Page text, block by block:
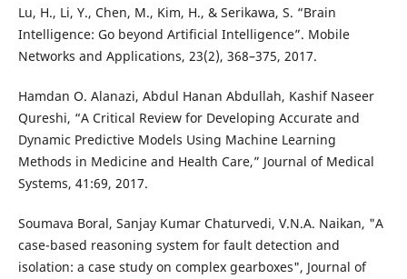
Lu, H., Li, Y., Chen, M., Kim, H., & Serikawa, S. “Brain
Intelligence: Go beyond Artificial Intelligence”. Mobile
Networks and Applications, 23(2), 368–375, 2017.
Hamdan O. Alanazi, Abdul Hanan Abdullah, Kashif Naseer
Qureshi, “A Critical Review for Developing Accurate and
Dynamic Predictive Models Using Machine Learning
Methods in Medicine and Health Care,” Journal of Medical
Systems, 41:69, 2017.
Soumava Boral, Sanjay Kumar Chaturvedi, V.N.A. Naikan, "A
case-based reasoning system for fault detection and
isolation: a case study on complex gearboxes", Journal of